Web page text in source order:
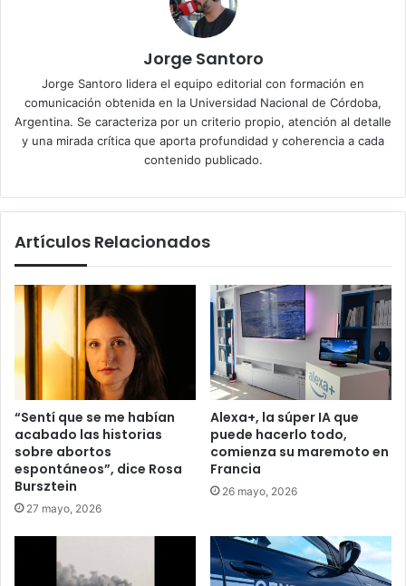
Jorge Santoro
Jorge Santoro lidera el equipo editorial con formación en
comunicación obtenida en la Universidad Nacional de Córdoba,
Argentina. Se caracteriza por un criterio propio, atención al detalle
y una mirada crítica que aporta profundidad y coherencia a cada
contenido publicado.
Artículos Relacionados
“Sentí que se me habían
acabado las historias
sobre abortos
espontáneos”, dice Rosa
Bursztein
27 mayo, 2026
Alexa+, la súper IA que
puede hacerlo todo,
comienza su maremoto en
Francia
26 mayo, 2026